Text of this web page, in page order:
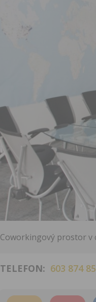
Coworkingový prostor v
TELEFON: 603 874